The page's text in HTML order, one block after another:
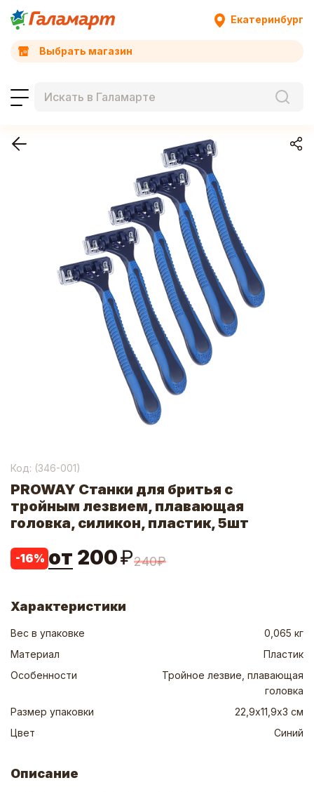
Екатеринбург
Выбрать магазин
Код: (346-001)
PROWAY Станки для бритья с
тройным лезвием, плавающая
головка, силикон, пластик, 5шт
-16% от 200₽240₽
Характеристики
Вес в упаковке
0,065 кг
Материал
Пластик
Особенности
Тройное лезвие, плавающая
головка
Размер упаковки
22,9х11,9х3 см
Цвет
Синий
Описание